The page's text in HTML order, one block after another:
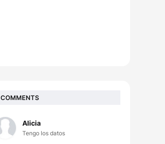
COMMENTS
Alicia
Tengo los datos